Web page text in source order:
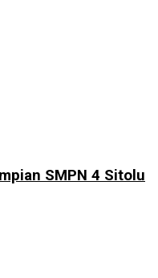
SMPN 4 Sitolu